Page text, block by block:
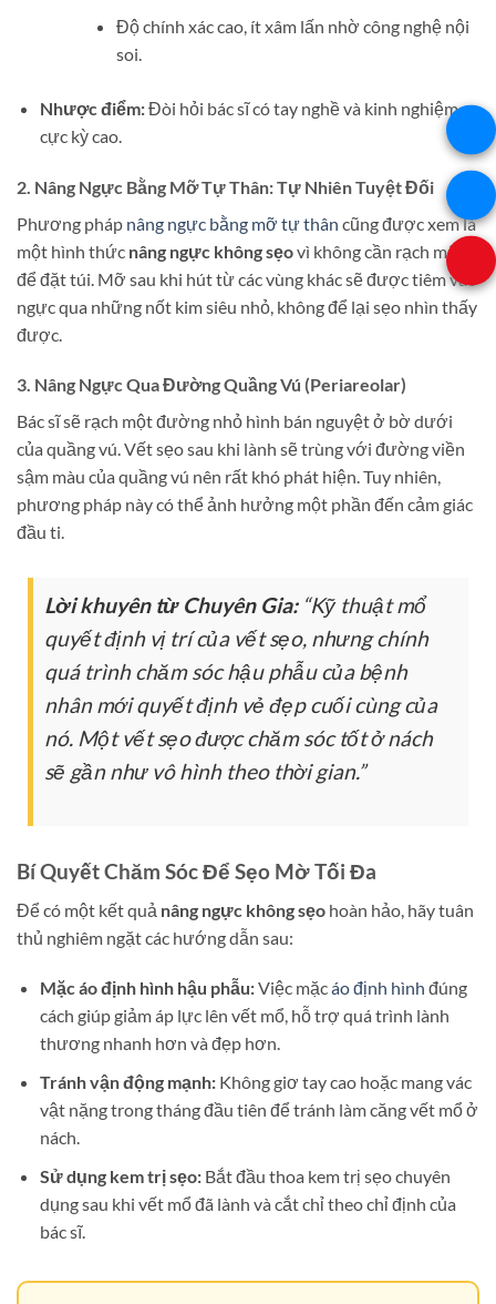
Độ chính xác cao, ít xâm lấn nhờ công nghệ nội
soi.
Nhược điểm:Đòi hỏi bác sĩ có tay nghề và kinh nghiệm
cực kỳ cao.
2. Nâng Ngực Bằng Mỡ Tự Thân: Tự Nhiên Tuyệt Đối
Phương pháp nâng ngực bằng mỡ tự thân cũng được xem là
một hình thức nâng ngực không sẹovì không cần rạch mổ
để đặt túi. Mỡ sau khi hút từ các vùng khác sẽ được tiêm vào
ngực qua những nốt kim siêu nhỏ, không để lại sẹo nhìn thấy
được.
3. Nâng Ngực Qua Đường Quầng Vú (Periareolar)
Bác sĩ sẽ rạch một đường nhỏ hình bán nguyệt ở bờ dưới
của quầng vú. Vết sẹo sau khi lành sẽ trùng với đường viền
sậm màu của quầng vú nên rất khó phát hiện. Tuy nhiên,
phương pháp này có thể ảnh hưởng một phần đến cảm giác
đầu ti.
Lời khuyên từ Chuyên Gia:“Kỹ thuật mổ
quyết định vị trí của vết sẹo, nhưng chính
quá trình chăm sóc hậu phẫu của bệnh
nhân mới quyết định vẻ đẹp cuối cùng của
nó. Một vết sẹo được chăm sóc tốt ở nách
sẽ gần như vô hình theo thời gian.”
Bí Quyết Chăm Sóc Để Sẹo Mờ Tối Đa
Để có một kết quả nâng ngực không sẹo hoàn hảo, hãy tuân
thủ nghiêm ngặt các hướng dẫn sau:
Mặc áo định hình hậu phẫu:Việc mặcáo định hình đúng
cách giúp giảm áp lực lên vết mổ, hỗ trợ quá trình lành
thương nhanh hơn và đẹp hơn.
Tránh vận động mạnh:Không giơ tay cao hoặc mang vác
vật nặng trong tháng đầu tiên để tránh làm căng vết mổ ở
nách.
Sử dụng kem trị sẹo:Bắt đầu thoa kem trị sẹo chuyên
dụng sau khi vết mổ đã lành và cắt chỉ theo chỉ định của
bác sĩ.